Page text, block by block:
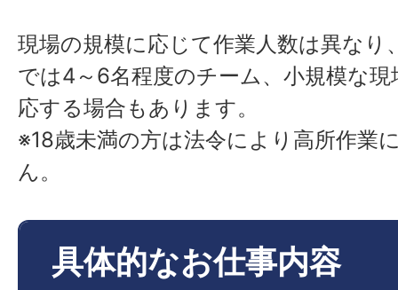
現場の規模に応じて作業人数は異なり
では4～6名程度のチーム、小規模な現
応する場合もあります。
※18歳未満の方は法令により高所作業
ん。
具体的なお仕事内容